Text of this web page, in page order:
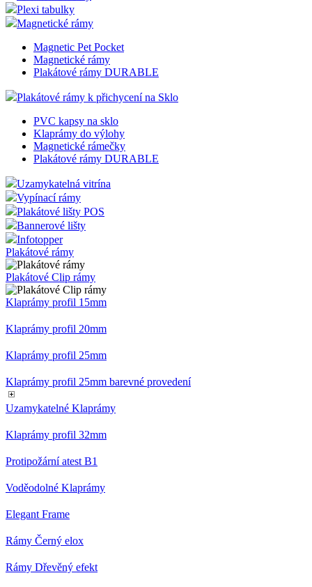
Plexi tabulky
Magnetické rámy
Magnetic Pet Pocket
Magnetické rámy
Plakátové rámy DURABLE
Plakátové rámy k přichycení na Sklo
PVC kapsy na sklo
Klaprámy do výlohy
Magnetické rámečky
Plakátové rámy DURABLE
Uzamykatelná vitrína
Vypínací rámy
Plakátové lišty POS
Bannerové lišty
Infotopper
Plakátové rámy
Plakátové Clip rámy
Klaprámy profil 15mm
Klaprámy profil 20mm
Klaprámy profil 25mm
Klaprámy profil 25mm barevné provedení
Uzamykatelné Klaprámy
Klaprámy profil 32mm
Protipožární atest B1
Voděodolné Klaprámy
Elegant Frame
Rámy Černý elox
Rámy Dřevěný efekt